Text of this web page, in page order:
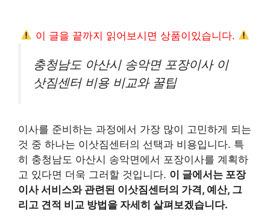
이 글을 끝까지 읽어보시면 상품이있습니다.
충청남도 아산시 송악면 포장이사 이
삿짐센터 비용 비교와 꿀팁
이사를 준비하는 과정에서 가장 많이 고민하게 되는
것 중 하나는 이삿짐센터의 선택과 비용입니다. 특
히 충청남도 아산시 송악면에서 포장이사를 계획하
고 있다면 더욱 그러할 것입니다. 이 글에서는 포장
이사 서비스와 관련된 이삿짐센터의 가격, 예산, 그
리고 견적 비교 방법을 자세히 살펴보겠습니다.